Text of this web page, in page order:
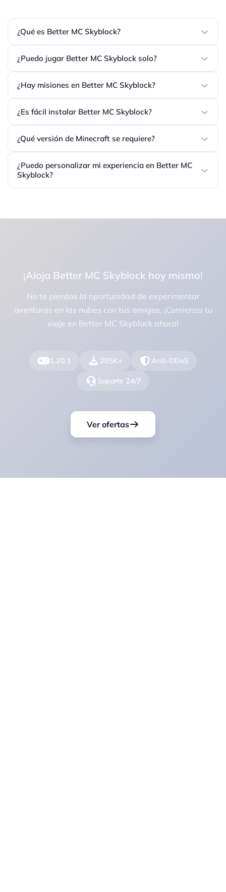
¿Qué es Better MC Skyblock?
¿Puedo jugar Better MC Skyblock solo?
¿Hay misiones en Better MC Skyblock?
¿Es fácil instalar Better MC Skyblock?
¿Qué versión de Minecraft se requiere?
¿Puedo personalizar mi experiencia en Better MC
Skyblock?
¡Aloja Better MC Skyblock hoy mismo!
No te pierdas la oportunidad de experimentar
aventuras en las nubes con tus amigos. ¡Comienza tu
viaje en Better MC Skyblock ahora!
1.20.1 205K+ Anti-DDoS
Soporte 24/7
Ver ofertas